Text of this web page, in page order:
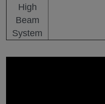
High
Beam
System